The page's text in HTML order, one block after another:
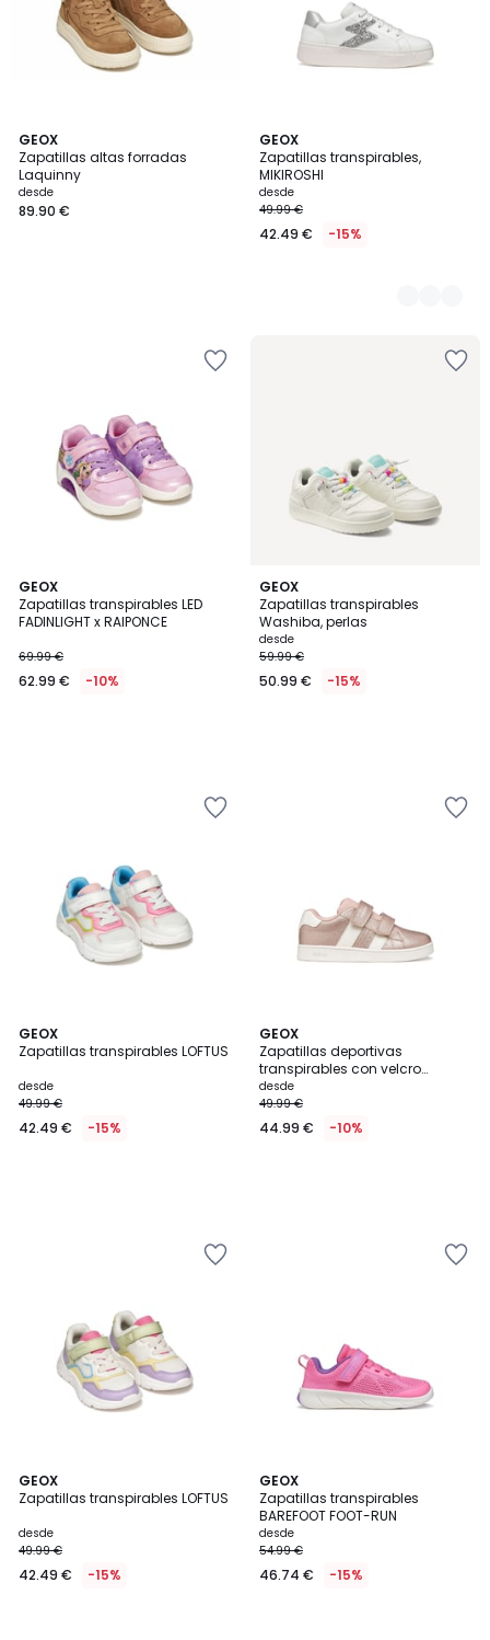
GEOX
Zapatillas altas forradas
Laquinny
desde
89.90 €
GEOX
Zapatillas transpirables,
MIKIROSHI
desde
49.99 €
42.49 € -15%
2
Colores
GEOX
Zapatillas transpirables LED
FADINLIGHT x RAIPONCE
69.99 €
62.99 € -10%
GEOX
Zapatillas transpirables
Washiba, perlas
desde
59.99 €
50.99 € -15%
GEOX
Zapatillas transpirables LOFTUS
desde
49.99 €
42.49 € -15%
GEOX
Zapatillas deportivas
transpirables con velcro
ECLYPER
desde
49.99 €
44.99 € -10%
GEOX
Zapatillas transpirables LOFTUS
desde
49.99 €
42.49 € -15%
GEOX
Zapatillas transpirables
BAREFOOT FOOT-RUN
desde
54.99 €
46.74 € -15%